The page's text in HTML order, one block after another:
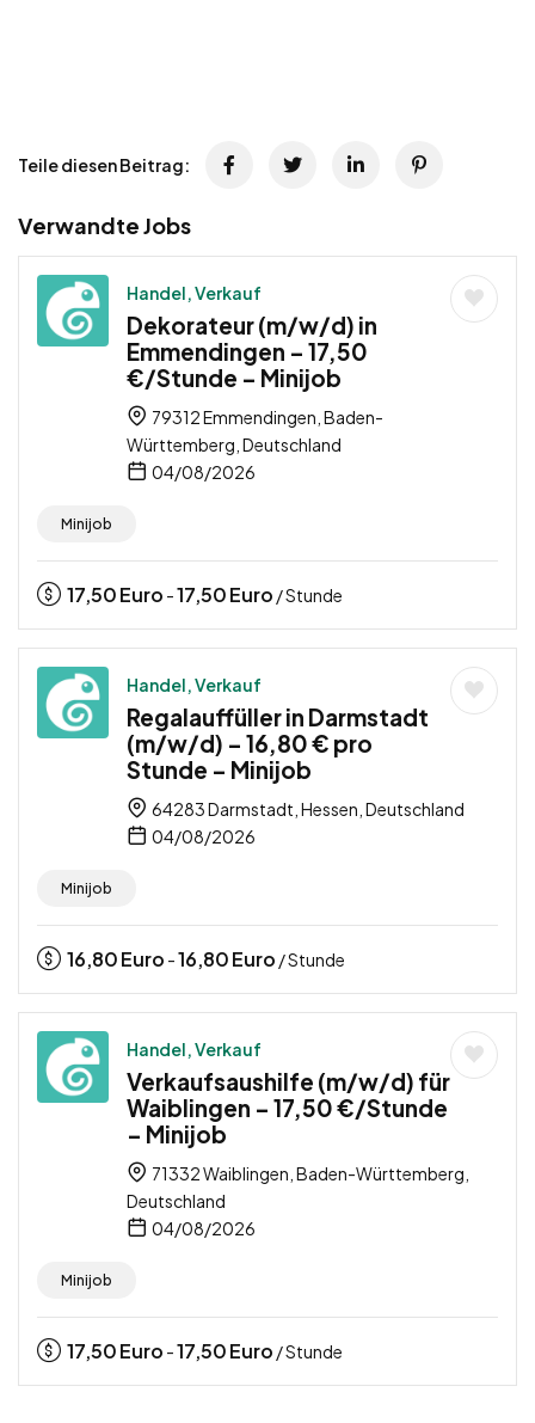
Teile diesen Beitrag:
Verwandte Jobs
Handel, Verkauf
Dekorateur (m/w/d) in
Emmendingen – 17,50
€/Stunde – Minijob
79312 Emmendingen, Baden-
Württemberg, Deutschland
04/08/2026
Minijob
17,50Euro -17,50Euro / Stunde
Handel, Verkauf
Regalauffüller in Darmstadt
(m/w/d) – 16,80 € pro
Stunde – Minijob
64283 Darmstadt, Hessen, Deutschland
04/08/2026
Minijob
16,80Euro -16,80Euro / Stunde
Handel, Verkauf
Verkaufsaushilfe (m/w/d) für
Waiblingen – 17,50 €/Stunde
– Minijob
71332 Waiblingen, Baden-Württemberg,
Deutschland
04/08/2026
Minijob
17,50Euro -17,50Euro / Stunde